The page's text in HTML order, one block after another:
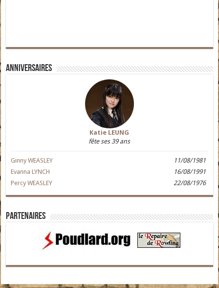
Anniversaires
Katie LEUNG
fête ses 39 ans
Ginny WEASLEY
11/08/1981
Evanna LYNCH
16/08/1991
Percy WEASLEY
22/08/1976
Partenaires